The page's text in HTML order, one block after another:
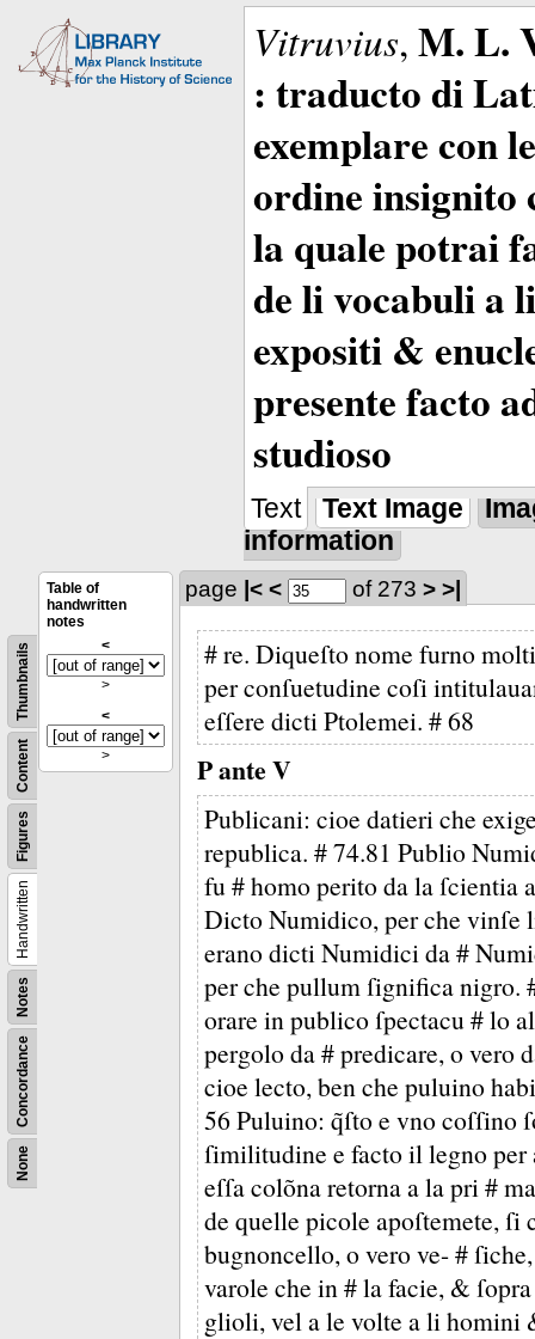
Vitruvius, M. L.
: traducto di
exemplare con
ordine insignito
la quale potrai
de li vocabuli a
expositi &
presente facto
studioso
Text Text Image
information
None
Concordance
Notes
Handwritten
Figures
Content
Thumbnails
Table of
handwritten
notes
<
>
<
>
page |< < of 273 > >|
# re. Diqueſto nome furno
per conſuetudine coſi
eſſere dicti Ptolemei. # 68
P ante V
Publicani: cioe datieri che
republica. # 74.81 Publio
fu # homo perito da la ſcientia
Dicto Numidico, per che vinſe
erano dicti Numidici da #
per che pullum ſignifica nigro.
orare in publico ſpectacu # lo
pergolo da # predicare, o vero
cioe lecto, ben che puluino
56 Puluino: q̃ſto e vno coſſino
ſimilitudine e facto il legno
eſſa colõna retorna a la pri #
de quelle picole apoſtemete,
bugnoncello, o vero ve- #
varole che in # la facie, &
glioli, vel a le volte a li homini